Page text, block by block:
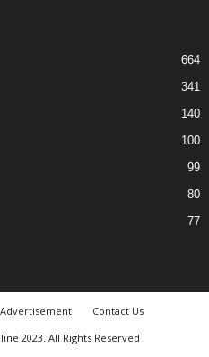
664
341
140
100
99
80
77
Advertisement
Contact Us
2023. All Rights Reserved